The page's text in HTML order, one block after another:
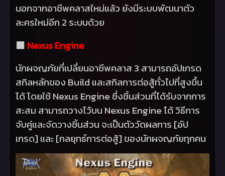
นอกจากอาชีพคลาสใหม่แล้ว ยังมีระบบพัฒนาตัว
ละครใหม่อีก 2 ระบบด้วย
⬛ Nexus Engine
นักผจญภัยที่เปลี่ยนอาชีพคลาส 3 สามารถอัปเกรด
สกิลหลักของ Build และสกิลการต่อสู้ทั่วไปที่สูงขึ้น
ได้ โดยใช้Nexus Engine ซึ่งชิ้นส่วนที่ได้รับจากการ
สะสม สามารถวางไว้บน Nexus Engineได้ วิธีการ
จับคู่และจัดวางชิ้นส่วน จะเป็นตัววัดผลการ [อัป
เกรด] และ [กลยุทธ์การต่อสู้] ของนักผจญภัยทุกคน